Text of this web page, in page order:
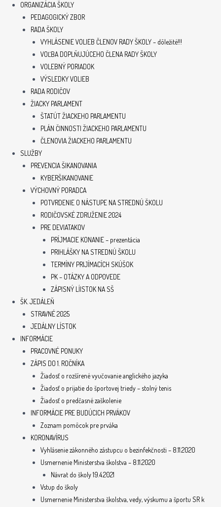
ORGANIZÁCIA ŠKOLY
PEDAGOGICKÝ ZBOR
RADA ŠKOLY
VYHLÁSENIE VOLIEB ČLENOV RADY ŠKOLY – dôležité!!!
VOĽBA DOPLŇUJÚCEHO ČLENA RADY ŠKOLY
VOLEBNÝ PORIADOK
VÝSLEDKY VOLIEB
RADA RODIČOV
ŽIACKY PARLAMENT
ŠTATÚT ŽIACKEHO PARLAMENTU
PLÁN ČINNOSTI ŽIACKEHO PARLAMENTU
ČLENOVIA ŽIACKEHO PARLAMENTU
SLUŽBY
PREVENCIA ŠIKANOVANIA
KYBERŠIKANOVANIE
VÝCHOVNÝ PORADCA
POTVRDENIE O NÁSTUPE NA STREDNÚ ŠKOLU
RODIČOVSKÉ ZDRUŽENIE 2024
PRE DEVIATAKOV
PRÍJMACIE KONANIE – prezentácia
PRIHLÁŠKY NA STREDNÚ ŠKOLU
TERMÍNY PRIJÍMACÍCH SKÚŠOK
PK – OTÁZKY A ODPOVEDE
ZÁPISNÝ LÍISTOK NA SŠ
ŠK. JEDÁLEŇ
STRAVNÉ 2025
JEDÁLNY LÍSTOK
INFORMÁCIE
PRACOVNÉ PONUKY
ZÁPIS DO 1. ROČNÍKA
Žiadosť o rozšírené vyučovanie anglického jazyka
Žiadosť o prijatie do športovej triedy – stolný tenis
Žiadosť o predčasné zaškolenie
INFORMÁCIE PRE BUDÚCICH PRVÁKOV
Zoznam pomôcok pre prváka
KORONAVÍRUS
Vyhlásenie zákonného zástupcu o bezinfekčnosti – 8.11.2020
Usmernenie Ministerstva školstva – 8.11.2020
Návrat do školy 19.4.2021
Vstup do školy
Usmernenie Ministerstva školstva, vedy, výskumu a športu SR k